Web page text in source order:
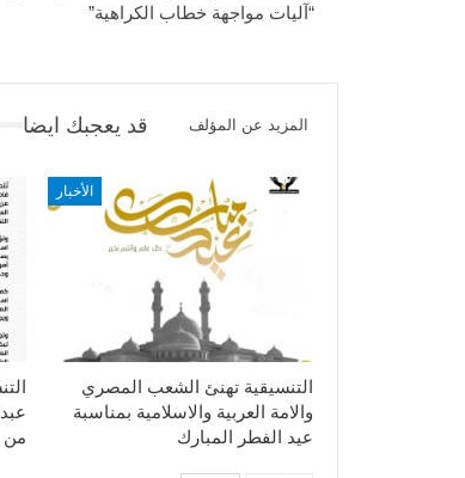
“آليات مواجهة خطاب الكراهية”
قد يعجبك ايضا المزيد عن المؤلف
من
الأخبار
التنسيقية تهنئ الشعب المصري
والامة العربية والاسلامية بمناسبة
عيد الفطر المبارك